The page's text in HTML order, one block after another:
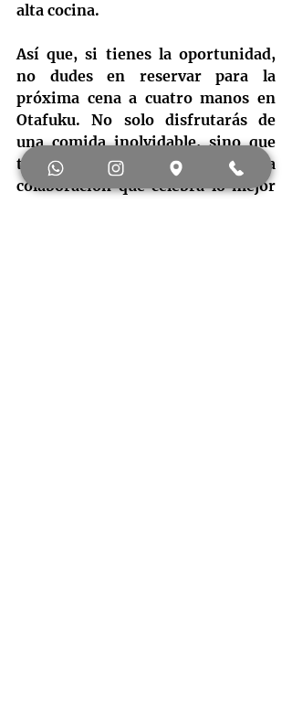
alta cocina.
Así que, si tienes la oportunidad,
no dudes en reservar para la
próxima cena a cuatro manos en
Otafuku. No solo disfrutarás de
una comida inolvidable, sino que
también serás testigo de una
colaboración que celebra lo mejor